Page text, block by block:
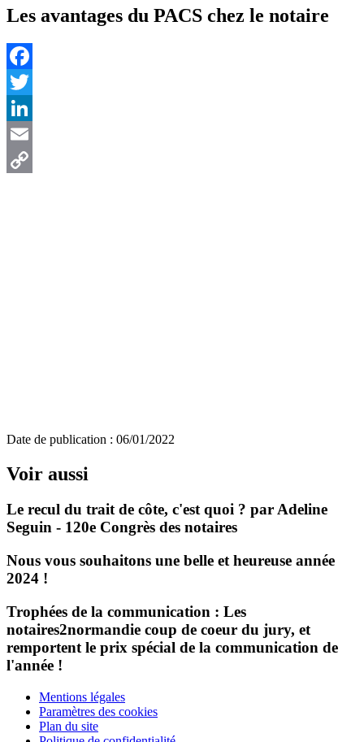
Les avantages du PACS chez le notaire
Facebook
Twitter
LinkedIn
Email
Date de publication : 06/01/2022
Voir aussi
Le recul du trait de côte, c'est quoi ? par Adeline
Seguin - 120e Congrès des notaires
Nous vous souhaitons une belle et heureuse année
2024 !
Trophées de la communication : Les
notaires2normandie coup de coeur du jury, et
remportent le prix spécial de la communication de
l'année !
Mentions légales
Paramètres des cookies
Plan du site